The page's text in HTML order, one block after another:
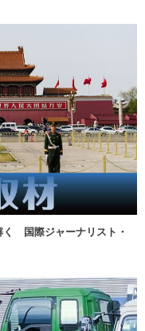
く 国際ジャーナリスト・